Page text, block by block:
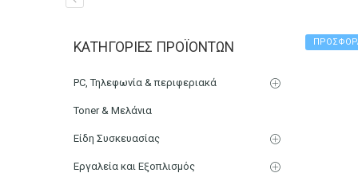
Φορητός Ανεμιστήρας
ΚΑΤΗΓΟΡΊΕΣ ΠΡΟΪΌΝΤΩΝ
PC, Τηλεφωνία & περιφεριακά
Toner & Μελάνια
Είδη Συσκευασίας
Εργαλεία και Εξοπλισμός